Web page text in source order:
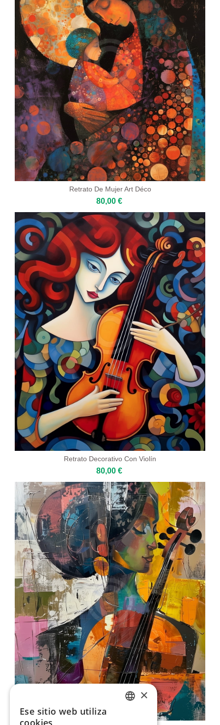
Retrato De Mujer Art Déco
80,00 €
Retrato Decorativo Con Violín
80,00 €
×
Ese sitio web utiliza
cookies